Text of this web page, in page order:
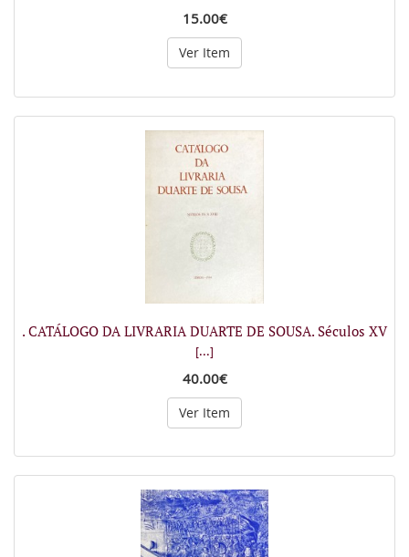
15.00€
Ver Item
. CATÁLOGO DA LIVRARIA DUARTE DE SOUSA. Séculos XV
[...]
40.00€
Ver Item